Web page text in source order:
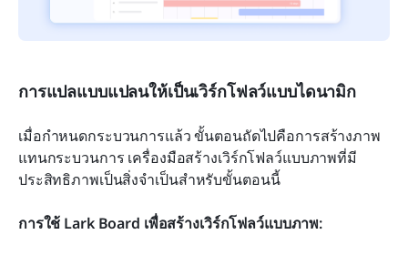
การแปลแบบแปลนให้เป็นเวิร์กโฟลว์แบบไดนามิก
เมื่อกำหนดกระบวนการแล้ว ขั้นตอนถัดไปคือการสร้างภาพ
แทนกระบวนการ เครื่องมือสร้างเวิร์กโฟลว์แบบภาพที่มี
ประสิทธิภาพเป็นสิ่งจำเป็นสำหรับขั้นตอนนี้
การใช้ Lark Board เพื่อสร้างเวิร์กโฟลว์แบบภาพ: